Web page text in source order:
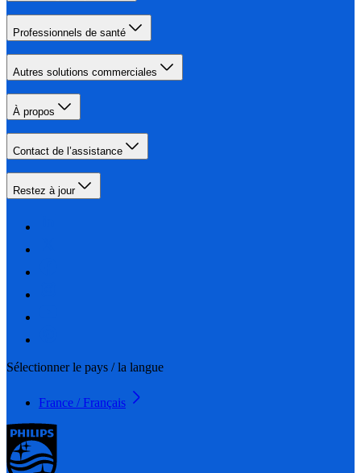
Professionnels de santé
Autres solutions commerciales
À propos
Contact de l’assistance
Restez à jour
Sélectionner le pays / la langue
France / Français